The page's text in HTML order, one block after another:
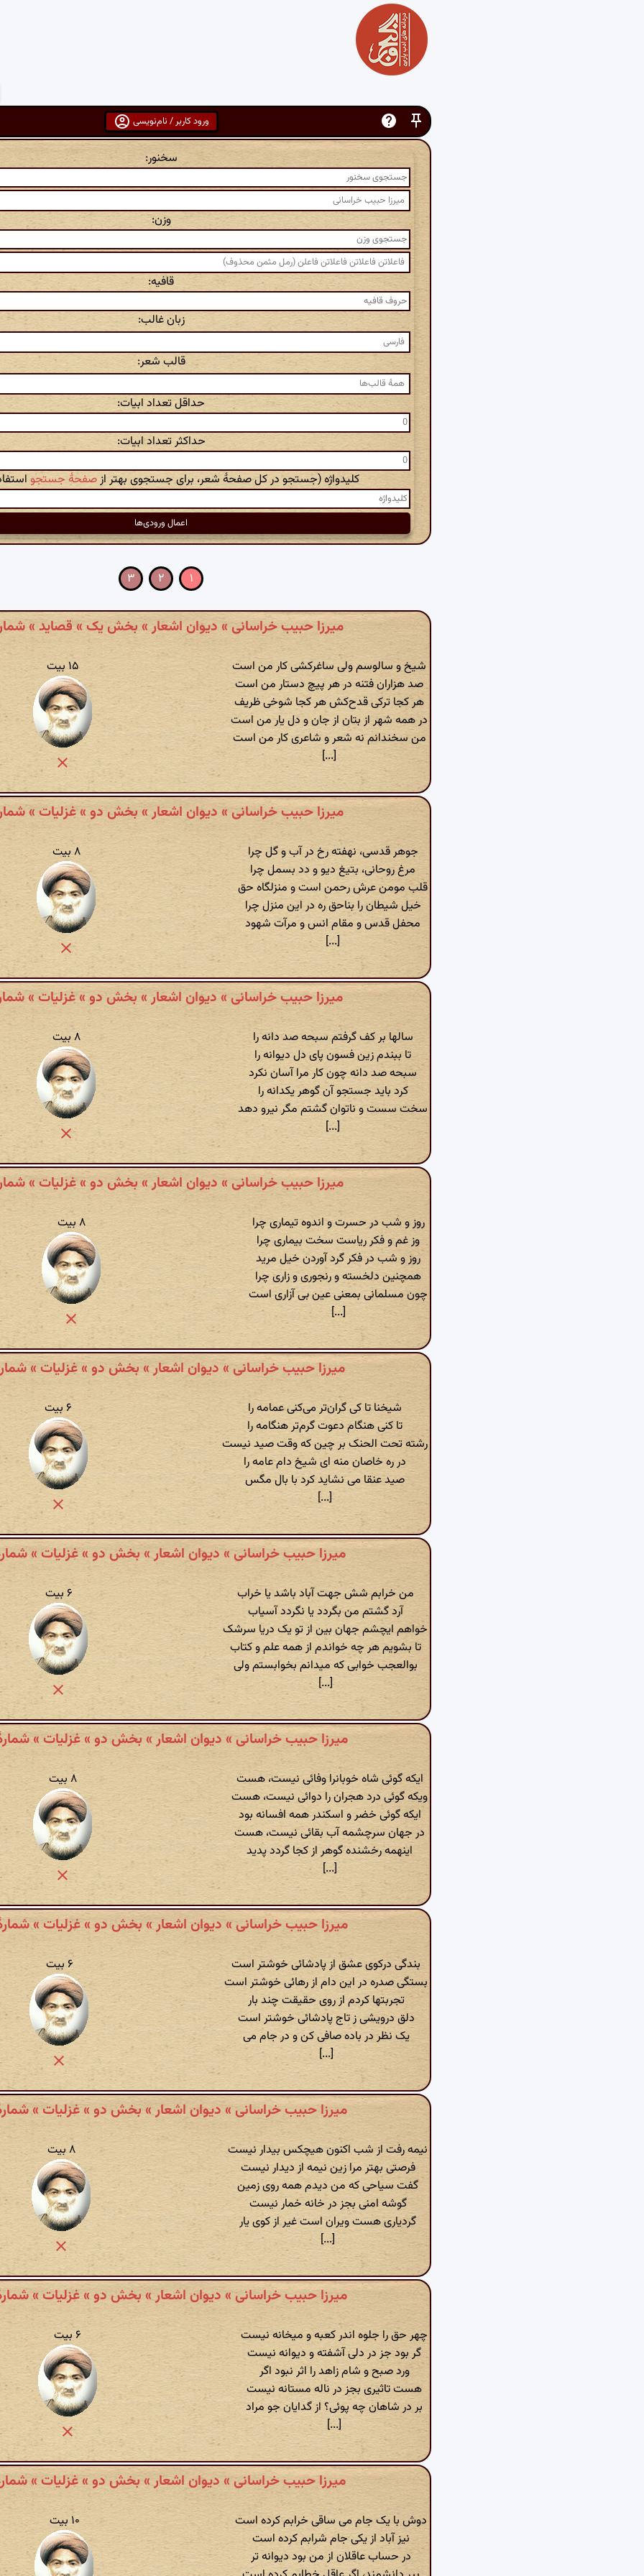
ورود کاربر / نام‌نویسی
سخنور:
وزن:
قافیه:
زبان غالب:
قالب شعر:
حداقل تعداد ابیات:
حداکثر تعداد ابیات:
کلیدواژه (جستجو در کل صفحهٔ شعر، برای جستجوی بهتر ازصفحهٔ جستجو
۱ ۲ ۳
میرزا حبیب خراسانی » دیوان اشعار » بخش یک » قصاید »
شیخ و سالوسم ولی ساغرکشی کار من است
صد هزاران فتنه در هر پیچ دستار من است
هر کجا ترکی قدح‌کش هر کجا شوخی ظریف
در همه شهر از بتان از جان و دل یار من است
من سخندانم نه شعر و شاعری کار من است
[...]
۱۵ بیت
میرزا حبیب خراسانی » دیوان اشعار » بخش دو » غزلیات »
جوهر قدسی، نهفته رخ در آب و گل چرا
مرغ روحانی، بتیغ دیو و دد بسمل چرا
قلب مومن عرش رحمن است و منزلگاه حق
خیل شیطان را بناحق ره در این منزل چرا
محفل قدس و مقام انس و مرآت شهود
[...]
۸ بیت
میرزا حبیب خراسانی » دیوان اشعار » بخش دو » غزلیات »
سالها بر کف گرفتم سبحه صد دانه را
تا ببندم زین فسون پای دل دیوانه را
سبحه صد دانه چون کار مرا آسان نکرد
کرد باید جستجو آن گوهر یکدانه را
سخت سست و ناتوان گشتم مگر نیرو دهد
[...]
۸ بیت
میرزا حبیب خراسانی » دیوان اشعار » بخش دو » غزلیات » شمارهٔ
روز و شب در حسرت و اندوه تیماری چرا
وز غم و فکر ریاست سخت بیماری چرا
روز و شب در فکر گرد آوردن خیل مرید
همچنین دلخسته و رنجوری و زاری چرا
چون مسلمانی بمعنی عین بی آزاری است
[...]
۸ بیت
میرزا حبیب خراسانی » دیوان اشعار » بخش دو » غزلیات » شمارهٔ
شیخنا تا کی گران‌تر می‌کنی عمامه را
تا کنی هنگام دعوت گرم‌تر هنگامه را
رشته تحت الحنک بر چین که وقت صید نیست
در ره خاصان منه ای شیخ دام عامه را
صید عنقا می نشاید کرد با بال مگس
[...]
۶ بیت
میرزا حبیب خراسانی » دیوان اشعار » بخش دو » غزلیات » شمارهٔ
من خرابم شش جهت آباد باشد یا خراب
آرد گشتم من بگردد یا نگردد آسیاب
خواهم ایچشم جهان بین از تو یک دریا سرشک
تا بشویم هر چه خواندم از همه علم و کتاب
بوالعجب خوابی که میدانم بخوابستم ولی
[...]
۶ بیت
میرزا حبیب خراسانی » دیوان اشعار » بخش دو » غزلیات » شمارهٔ
ایکه گوئی شاه خوبانرا وفائی نیست، هست
ویکه گوئی درد هجران را دوائی نیست، هست
ایکه گوئی خضر و اسکندر همه افسانه بود
در جهان سرچشمه آب بقائی نیست، هست
اینهمه رخشنده گوهر از کجا گردد پدید
[...]
۸ بیت
میرزا حبیب خراسانی » دیوان اشعار » بخش دو » غزلیات » شمارهٔ
بندگی درکوی عشق از پادشائی خوشتر است
بستگی صدره در این دام از رهائی خوشتر است
تجربتها کردم از روی حقیقت چند بار
دلق درویشی ز تاج پادشائی خوشتر است
یک نظر در باده صافی کن و در جام می
[...]
۶ بیت
میرزا حبیب خراسانی » دیوان اشعار » بخش دو » غزلیات » شمارهٔ
نیمه رفت از شب اکنون هیچکس بیدار نیست
فرصتی بهتر مرا زین نیمه از دیدار نیست
گفت سیاحی که من دیدم همه روی زمین
گوشه امنی بجز در خانه خمار نیست
گردیاری هست ویران است غیر از کوی یار
[...]
۸ بیت
میرزا حبیب خراسانی » دیوان اشعار » بخش دو » غزلیات » شمارهٔ
چهر حق را جلوه اندر کعبه و میخانه نیست
گر بود جز در دلی آشفته و دیوانه نیست
ورد صبح و شام زاهد را اثر نبود اگر
هست تاثیری بجز در ناله مستانه نیست
بر در شاهان چه پوئی؟ از گدایان جو مراد
[...]
۶ بیت
میرزا حبیب خراسانی » دیوان اشعار » بخش دو » غزلیات » شمارهٔ
دوش با یک جام می ساقی خرابم کرده است
نیز آباد از یکی جام شرابم کرده است
در حساب عاقلان از من بود دیوانه تر
۱۰ بیت